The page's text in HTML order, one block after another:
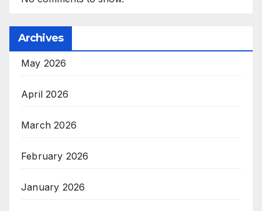
Archives
May 2026
April 2026
March 2026
February 2026
January 2026